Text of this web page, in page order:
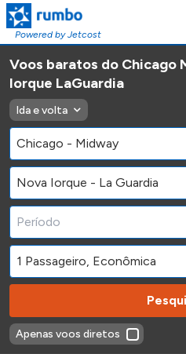
Powered by Jetcost
Voos baratos do Chicago
Iorque LaGuardia
Ida e volta
Apenas voos diretos